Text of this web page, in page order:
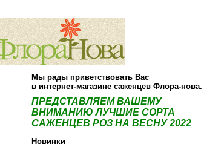
Мы рады приветствовать Вас
в интернет-магазине саженцев Флора-нова.
ПРЕДСТАВЛЯЕМ ВАШЕМУ
ВНИМАНИЮ ЛУЧШИЕ СОРТА
САЖЕНЦЕВ РОЗ НА ВЕСНУ 2022
Новинки